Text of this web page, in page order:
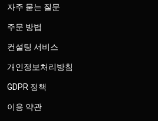
자주 묻는 질문
주문 방법
컨설팅 서비스
개인정보처리방침
GDPR 정책
이용 약관